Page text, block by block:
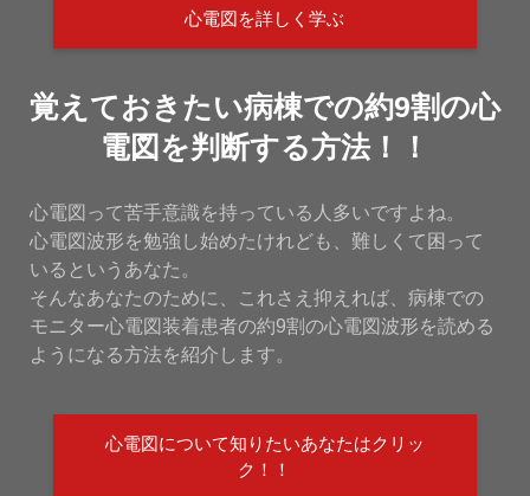
心電図を詳しく学ぶ
覚えておきたい病棟での約9割の心
電図を判断する方法！！
心電図って苦手意識を持っている人多いですよね。
心電図波形を勉強し始めたけれども、難しくて困って
いるというあなた。
そんなあなたのために、これさえ抑えれば、病棟での
モニター心電図装着患者の約9割の心電図波形を読める
ようになる方法を紹介します。
心電図について知りたいあなたはクリッ
ク！！